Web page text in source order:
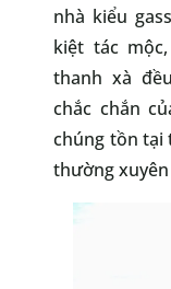
nhà kiểu
kiệt tác
thanh xà
chắc chắn
chúng tồn tại
thường